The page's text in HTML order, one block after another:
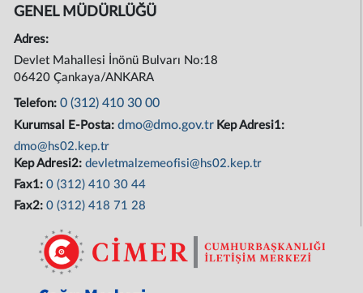
GENEL MÜDÜRLÜĞÜ
Adres:
Devlet Mahallesi İnönü Bulvarı No:18
06420 Çankaya/ANKARA
Telefon:0 (312) 410 30 00
Kurumsal E-Posta:dmo@dmo.gov.tr Kep Adresi1:
dmo@hs02.kep.tr
Kep Adresi2:devletmalzemeofisi@hs02.kep.tr
Fax1:0 (312) 410 30 44
Fax2:0 (312) 418 71 28